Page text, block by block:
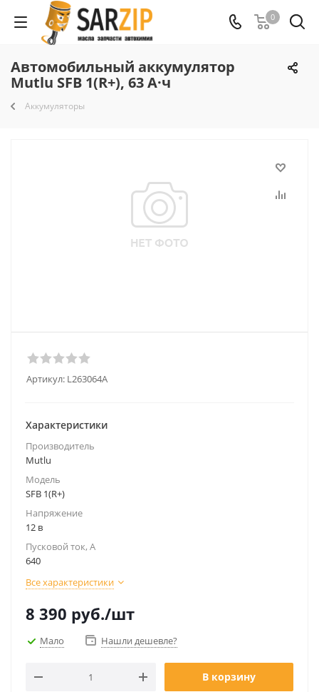
0
Автомобильный аккумулятор
Mutlu SFB 1(R+), 63 А·ч
Аккумуляторы
Артикул: L263064A
Характеристики
Производитель
Mutlu
Модель
SFB 1(R+)
Напряжение
12 в
Пусковой ток, А
640
Все характеристики
8 390 руб./шт
Мало Нашли дешевле?
В корзину